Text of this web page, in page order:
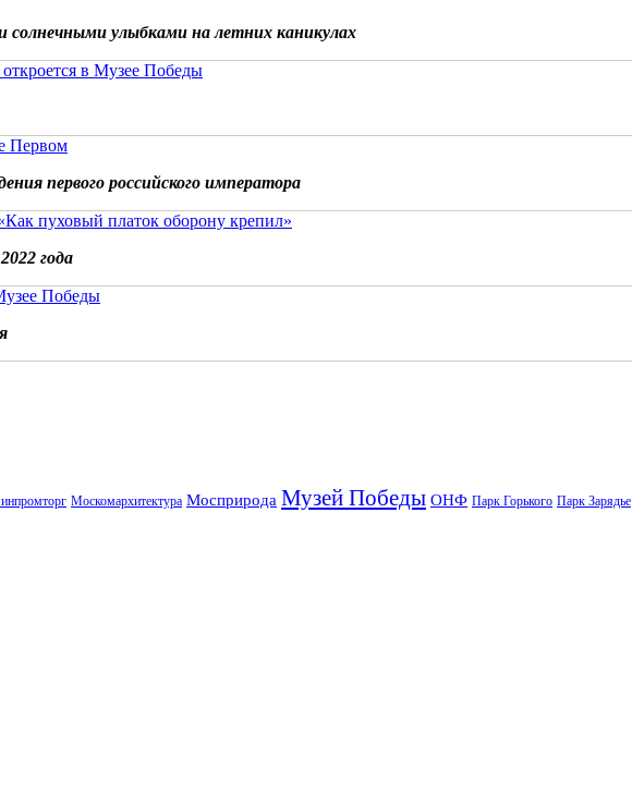
улыбками на летних каникулах
в Музее Победы
Первом
первого российского императора
пуховый платок оборону крепил»
года
Победы
Москомархитектура Мосприрода Музей Победы ОНФ Парк Горького Парк Зарядье